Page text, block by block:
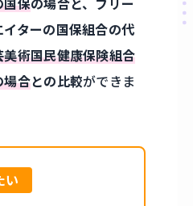
国保の場合と、フリー
イターの国保組合の代
美術国民健康保険組合
場合との比較ができま
い